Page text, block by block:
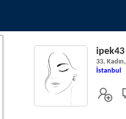
ipek43
33, Kadın,
İstanbul